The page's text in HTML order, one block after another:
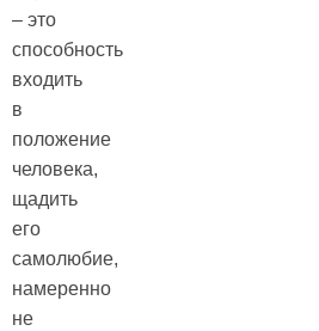
– это
способность
входить
в
положение
человека,
щадить
его
самолюбие,
намеренно
не